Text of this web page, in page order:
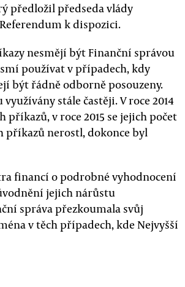
předložil předseda vlády
k dispozici.
nesmějí být Finanční správou
používat v případech, kdy
být řádně odborně posouzeny.
stále častěji. V roce 2014
příkazů, v roce 2015 se jejich počet
příkazů nerostl, dokonce byl
financí o podrobné vyhodnocení
jejich nárůstu
správa přezkoumala svůj
v těch případech, kde Nejvyšší